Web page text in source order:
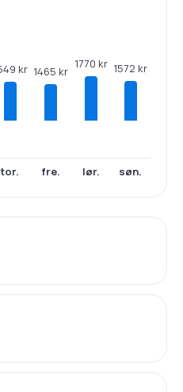
kr
tor.
1465 kr
fre.
1770 kr
lør.
1572 kr
søn.